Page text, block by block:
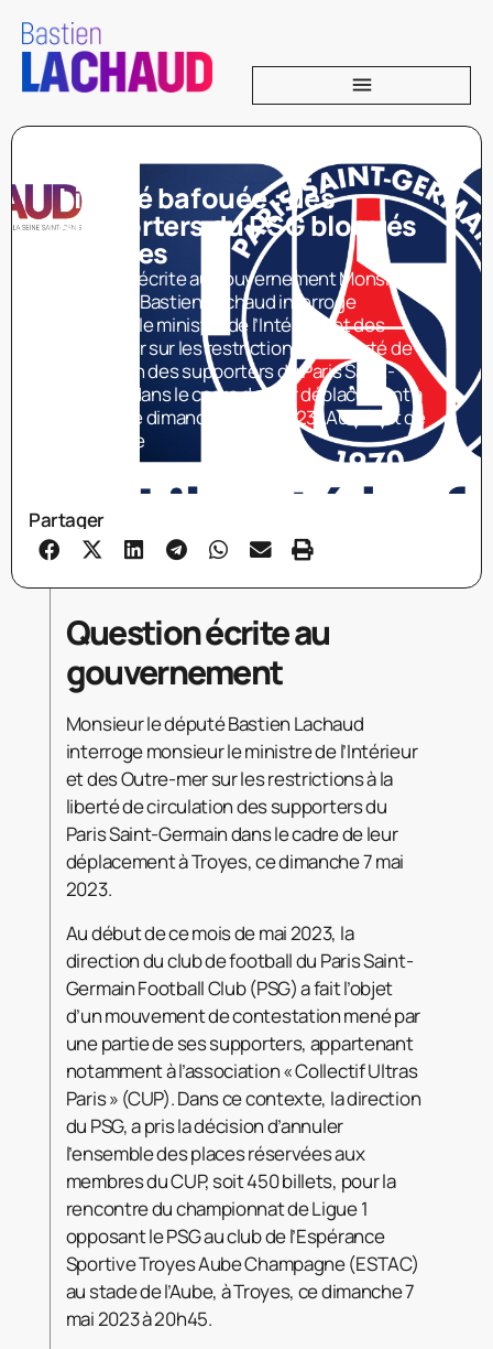
Liberté bafouée : des
supporters du PSG bloqués
à Troyes
Question écrite au gouvernement Monsieur
le député Bastien Lachaud interroge
monsieur le ministre de l’Intérieur et des
Outre-mer sur les restrictions à la liberté de
circulation des supporters du Paris Saint-
Germain dans le cadre de leur déplacement à
Troyes, ce dimanche 7 mai 2023. Au début de
ce mois de
Partager
Question écrite au
gouvernement
Monsieur le député Bastien Lachaud
interroge monsieur le ministre de l’Intérieur
et des Outre-mer sur les restrictions à la
liberté de circulation des supporters du
Paris Saint-Germain dans le cadre de leur
déplacement à Troyes, ce dimanche 7 mai
2023.
Au début de ce mois de mai 2023, la
direction du club de football du Paris Saint-
Germain Football Club (PSG) a fait l’objet
d’un mouvement de contestation mené par
une partie de ses supporters, appartenant
notamment à l’association « Collectif Ultras
Paris » (CUP). Dans ce contexte, la direction
du PSG, a pris la décision d’annuler
l’ensemble des places réservées aux
membres du CUP, soit 450 billets, pour la
rencontre du championnat de Ligue 1
opposant le PSG au club de l’Espérance
Sportive Troyes Aube Champagne (ESTAC)
au stade de l’Aube, à Troyes, ce dimanche 7
mai 2023 à 20h45.